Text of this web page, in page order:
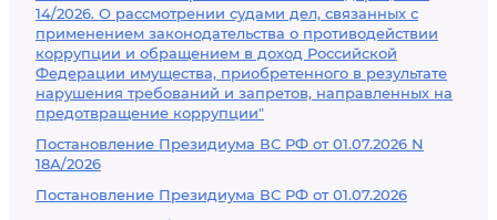
14/2026. О рассмотрении судами дел, связанных с
применением законодательства о противодействии
коррупции и обращением в доход Российской
Федерации имущества, приобретенного в результате
нарушения требований и запретов, направленных на
предотвращение коррупции"
Постановление Президиума ВС РФ от 01.07.2026 N
18А/2026
Постановление Президиума ВС РФ от 01.07.2026